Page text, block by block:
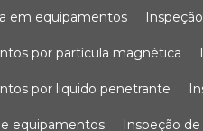
em equipamentos
por partícula magnética
por liquido penetrante
equipamentos inspeção